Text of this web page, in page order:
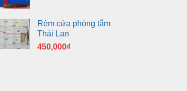
Rèm cửa phòng tắm
Thái Lan
450,000₫